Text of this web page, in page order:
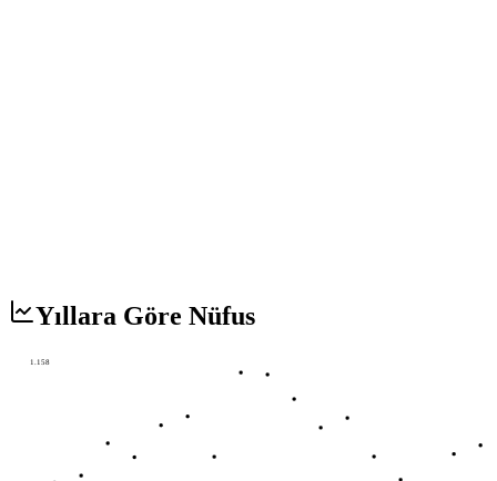
Yıllara Göre Nüfus
1.158